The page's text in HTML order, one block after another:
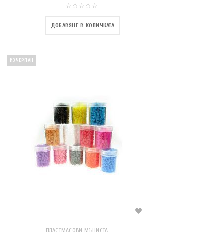
ДОБАВЯНЕ В КОЛИЧКАТА
ИЗЧЕРПАН
ПЛАСТМАСОВИ МЪНИСТА